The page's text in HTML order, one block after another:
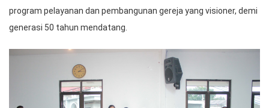
program pelayanan dan pembangunan gereja yang visioner, demi
generasi 50 tahun mendatang.